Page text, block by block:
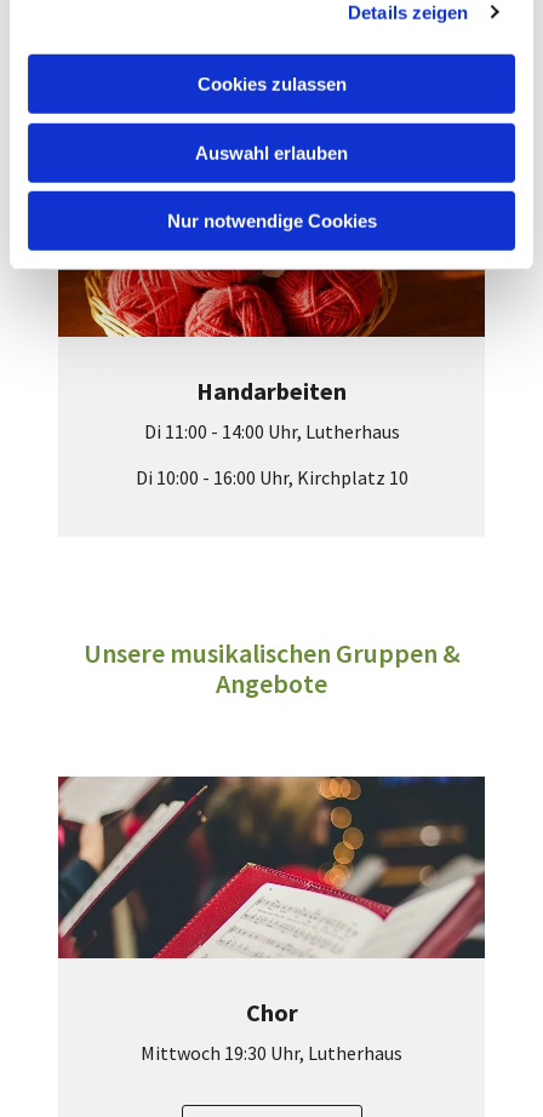
Details zeigen
Cookies zulassen
Auswahl erlauben
Nur notwendige Cookies
Handarbeiten
Di 11:00 - 14:00 Uhr, Lutherhaus
Di 10:00 - 16:00 Uhr, Kirchplatz 10
Unsere musikalischen Gruppen &
Angebote
Chor
Mittwoch 19:30 Uhr, Lutherhaus